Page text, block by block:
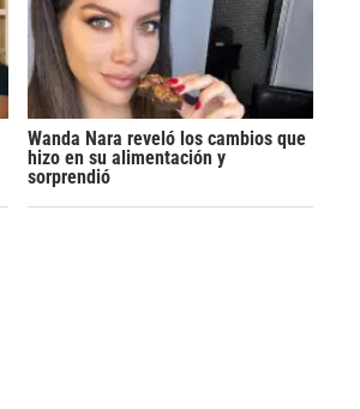
Wanda Nara reveló los cambios que
hizo en su alimentación y
sorprendió